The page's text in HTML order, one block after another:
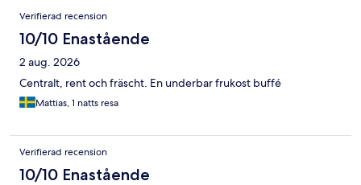
Verifierad recension
10/10 Enastående
2 aug. 2026
Centralt, rent och fräscht. En underbar frukost buffé
Mattias, 1 natts resa
Verifierad recension
10/10 Enastående